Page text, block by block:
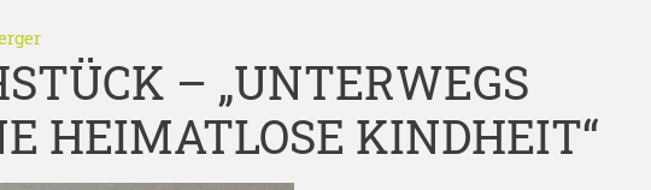
– „UNTERWEGS
HEIMATLOSE KINDHEIT“